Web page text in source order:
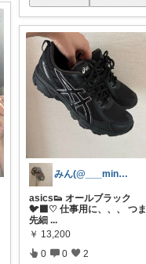
みん(@___min_hm)
asics👟 オールブラック
🐦‍⬛♡ 仕事用に、、、 つま
先細 ...
￥ 13,200
0 0 2